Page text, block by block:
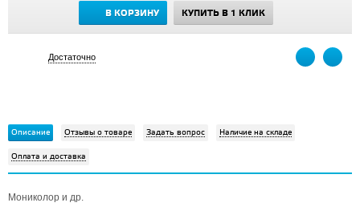
В КОРЗИНУ КУПИТЬ В 1 КЛИК
Достаточно
Описание Отзывы о товаре Задать вопрос Наличие на складе
Оплата и доставка
Мониколор и др.